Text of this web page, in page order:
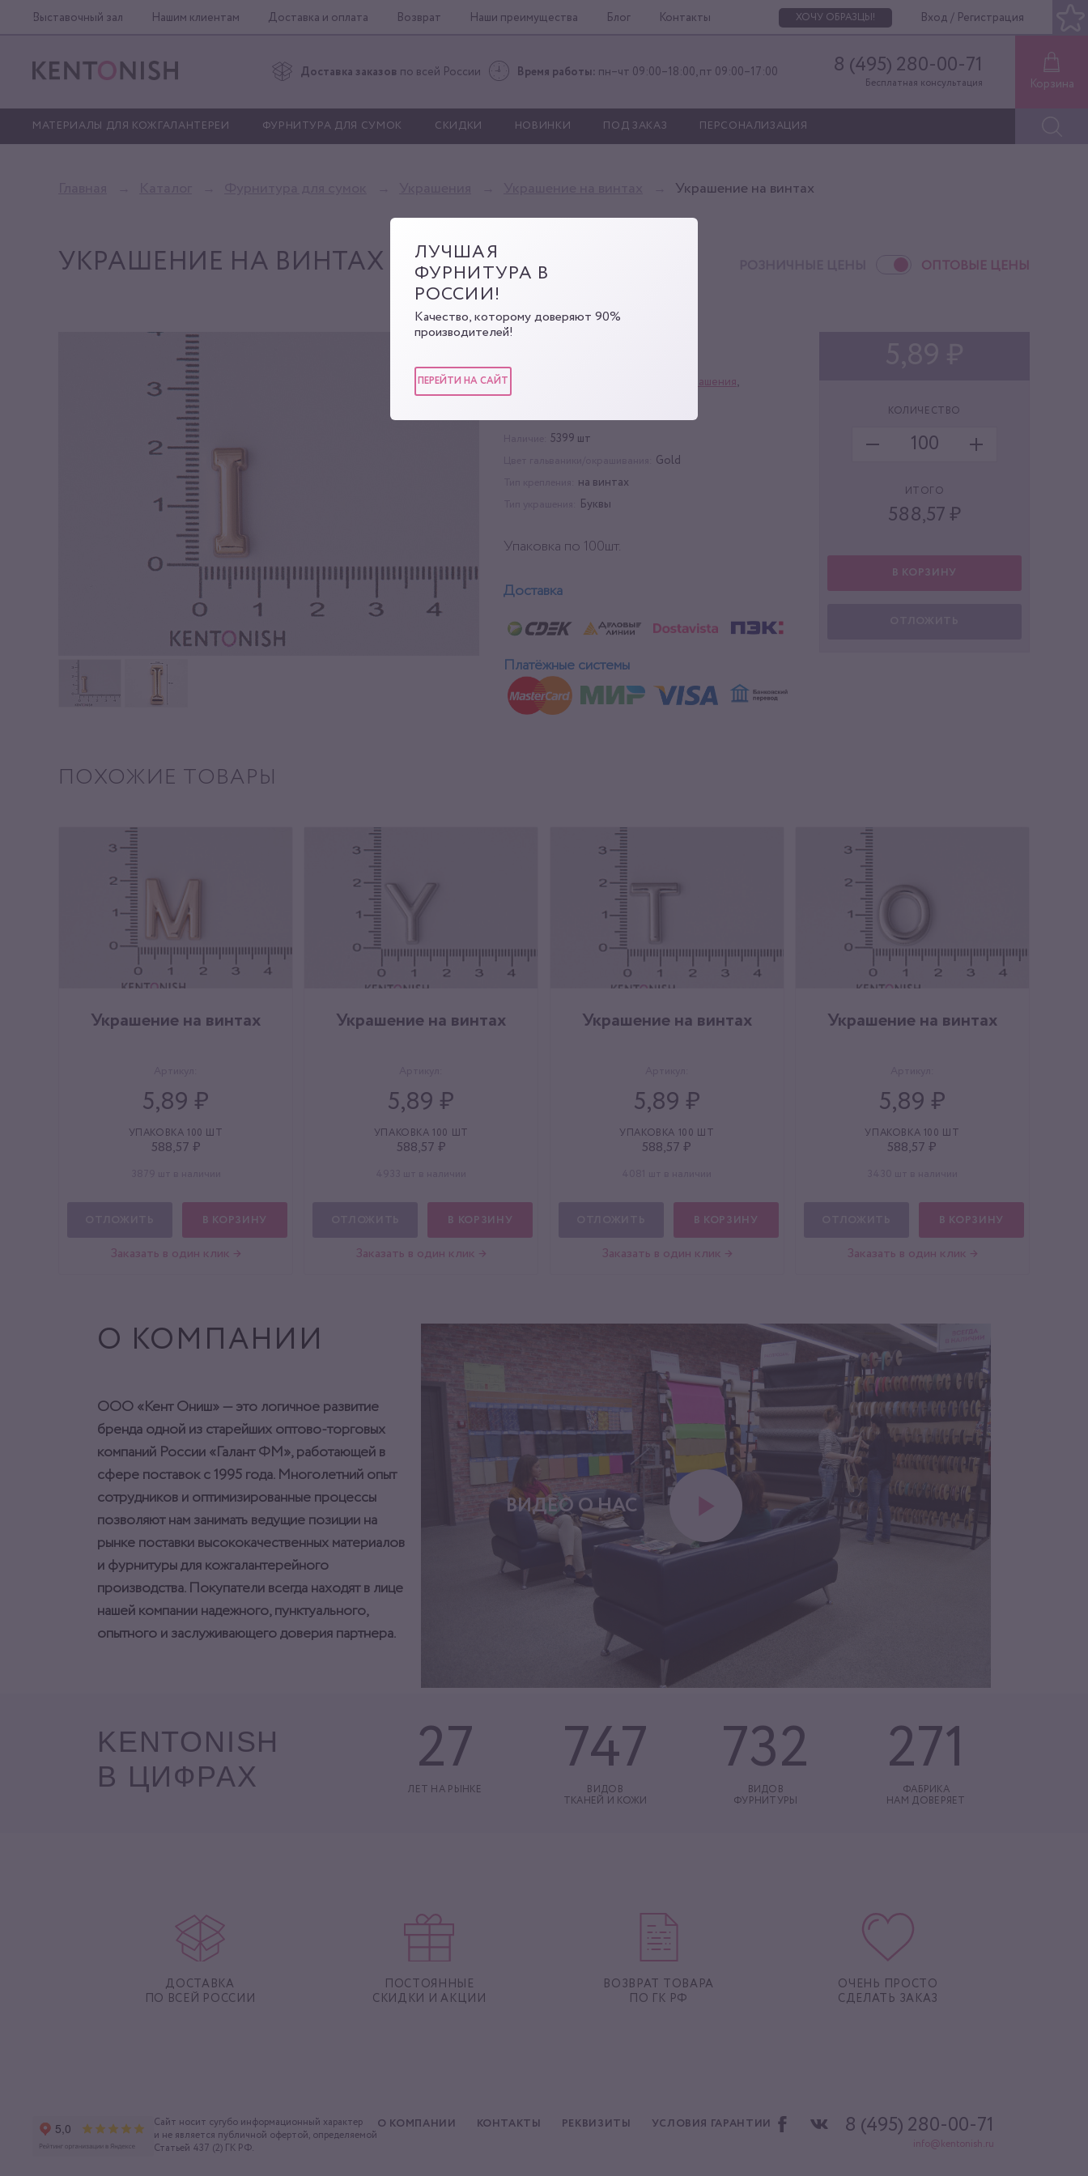
Выставочный зал Нашим клиентам Доставка и оплата Возврат Наши преимущества Блог Контакты ХОЧУ ОБРАЗЦЫ! Вход / Регистрация
Доставка заказов по всей России Время работы: пн–чт 09:00–18:00, пт 09:00–17:00 8 (495) 280-00-71
Бесплатная консультация Корзина
МАТЕРИАЛЫ ДЛЯ КОЖГАЛАНТЕРЕИ ФУРНИТУРА ДЛЯ СУМОК СКИДКИ НОВИНКИ ПОД ЗАКАЗ ПЕРСОНАЛИЗАЦИЯ
Украшение на винтах
УКРАШЕНИЕ НА ВИНТАХ
Артикул:
Категории: Украшения,
5399 шт
Gold
на винтах
Буквы
Упаковка по 100шт.
Доставка
Платёжные системы
ОПТОВЫЕ ЦЕНЫ
КОЛИЧЕСТВО
ИТОГО
588,57 ₽
В КОРЗИНУ
ПОХОЖИЕ ТОВАРЫ
Украшение на винтах
5,89 ₽
УПАКОВКА 100 ШТ
588,57 ₽
В КОРЗИНУ
Заказать в один клик →
Украшение на винтах
5,89 ₽
УПАКОВКА 100 ШТ
588,57 ₽
В КОРЗИНУ
Заказать в один клик →
Украшение на винтах
5,89 ₽
УПАКОВКА 100 ШТ
588,57 ₽
В КОРЗИНУ
Заказать в один клик →
Украшение на винтах
5,89 ₽
УПАКОВКА 100 ШТ
588,57 ₽
В КОРЗИНУ
Заказать в один клик →
О КОМПАНИИ
ООО «Кент Ониш» — это логичное развитие
бренда одной из старейших оптово-торговых
компаний России «Галант ФМ», работающей в
сфере поставок с 1995 года. Многолетний опыт
сотрудников и оптимизированные процессы
позволяют нам занимать ведущие позиции на
рынке поставки высококачественных материалов
и фурнитуры для кожгалантерейного
производства. Покупатели всегда находят в лице
нашей компании надежного, пунктуального,
опытного и заслуживающего доверия партнера.
ВИДЕО О НАС
KENTONISH
В ЦИФРАХ
27
ЛЕТ НА РЫНКЕ
747
ВИДОВ
ТКАНЕЙ И КОЖИ
732
ВИДОВ
ФУРНИТУРЫ
271
ФАБРИКА
НАМ ДОВЕРЯЕТ
ДОСТАВКА
ПО ВСЕЙ РОССИИ
ПОСТОЯННЫЕ
СКИДКИ И АКЦИИ
ВОЗВРАТ ТОВАРА
ПО ГК РФ
ОЧЕНЬ ПРОСТО
СДЕЛАТЬ ЗАКАЗ
Сайт носит сугубо информационный характер
и не является публичной офертой, определяемой
Статьей 437 (2) ГК РФ.
О КОМПАНИИ КОНТАКТЫ РЕКВИЗИТЫ УСЛОВИЯ ГАРАНТИИ 8 (495) 280-00-71
info@kentonish.ru
ЛУЧШАЯ
ФУРНИТУРА В
РОССИИ!
Качество, которому доверяют 90%
производителей!
ПЕРЕЙТИ НА САЙТ